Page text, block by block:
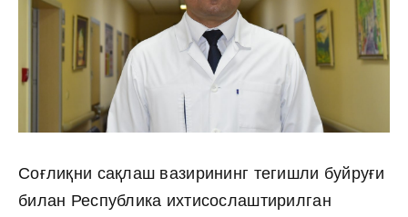
Cоғлиқни сақлаш вазирининг тегишли буйруғи
билан Республика ихтисослаштирилган